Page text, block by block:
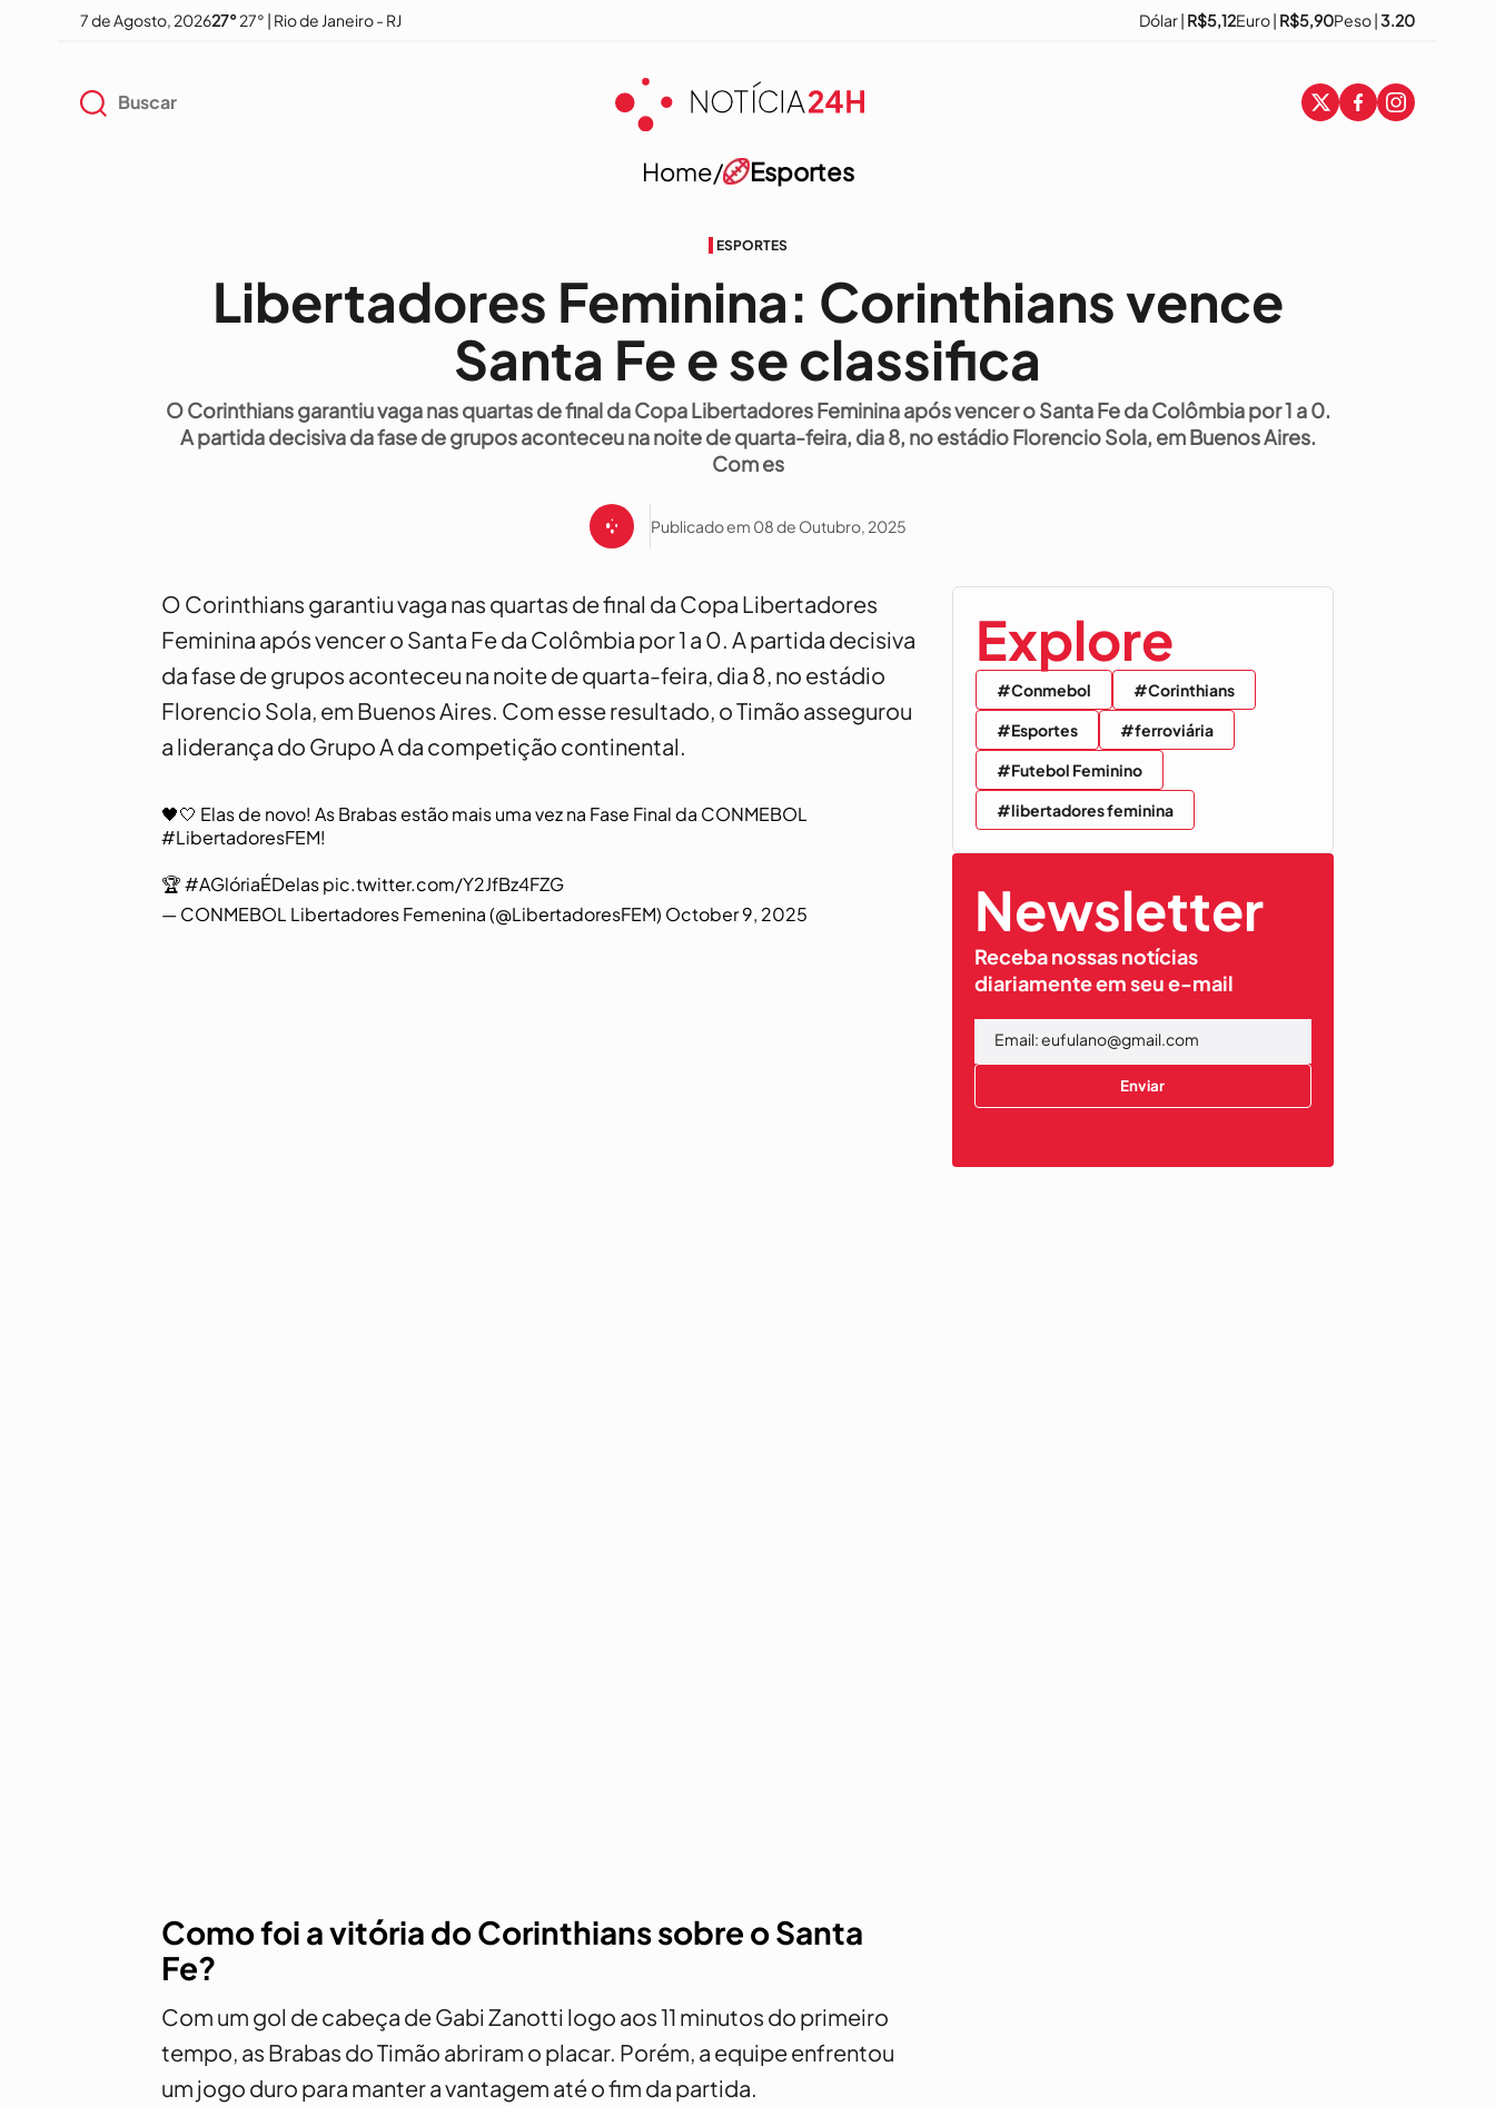
7 de Agosto, 202627°27° | Rio de Janeiro - RJ Dólar | R$5,12Euro | R$5,90Peso |3.20
Home/ Esportes
ESPORTES
Libertadores Feminina: Corinthians vence
Santa Fe e se classifica
O Corinthians garantiu vaga nas quartas de final da Copa Libertadores Feminina após vencer o Santa Fe da Colômbia por 1 a 0.
A partida decisiva da fase de grupos aconteceu na noite de quarta-feira, dia 8, no estádio Florencio Sola, em Buenos Aires.
Com es
Publicado em 08 de Outubro, 2025
O Corinthians garantiu vaga nas quartas de final da Copa Libertadores
Feminina após vencer o Santa Fe da Colômbia por 1 a 0. A partida decisiva
da fase de grupos aconteceu na noite de quarta-feira, dia 8, no estádio
Florencio Sola, em Buenos Aires. Com esse resultado, o Timão assegurou
a liderança do Grupo A da competição continental.
🖤🤍 Elas de novo! As Brabas estão mais uma vez na Fase Final da CONMEBOL
#LibertadoresFEM!
🏆#AGlóriaÉDelaspic.twitter.com/Y2JfBz4FZG
— CONMEBOL Libertadores Femenina (@LibertadoresFEM) October 9, 2025
Como foi a vitória do Corinthians sobre o Santa
Fe?
Com um gol de cabeça de Gabi Zanotti logo aos 11 minutos do primeiro
tempo, as Brabas do Timão abriram o placar. Porém, a equipe enfrentou
um jogo duro para manter a vantagem até o fim da partida.
Explore
#Conmebol
#Corinthians
#Esportes
#ferroviária
#Futebol Feminino
#libertadores feminina
Newsletter
Receba nossas notícias
diariamente em seu e-mail
Enviar